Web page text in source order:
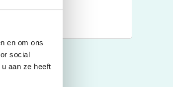
en om ons
social
aan ze heeft